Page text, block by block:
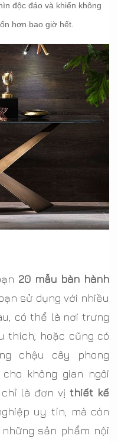
độc đáo và khiến không
hơn bao giờ hết.
20 mẫu bàn hành
sử dụng với nhiều
có thể là nơi trưng
thích, hoặc cũng có
chậu cây phong
không gian ngôi
chỉ là đơn vị thiết kế
uy tín, mà còn
sản phẩm nội